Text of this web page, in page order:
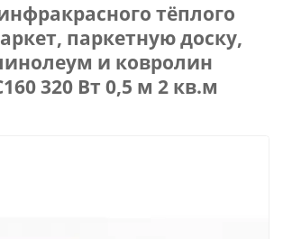
тёплого
паркетную доску,
и ковролин
320 Вт 0,5 м 2 кв.м